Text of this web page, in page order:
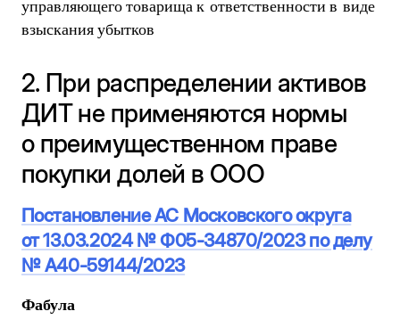
управляющего товарища к ответственности в виде
взыскания убытков
2. При распределении активов
ДИТ не применяются нормы
о преимущественном праве
покупки долей в ООО
Постановление АС Московского округа
от 13.03.2024 № Ф05-34870/2023 по делу
№ А40-59144/2023
Фабула